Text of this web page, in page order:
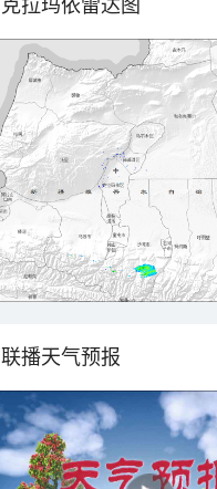
克拉玛依雷达图
联播天气预报